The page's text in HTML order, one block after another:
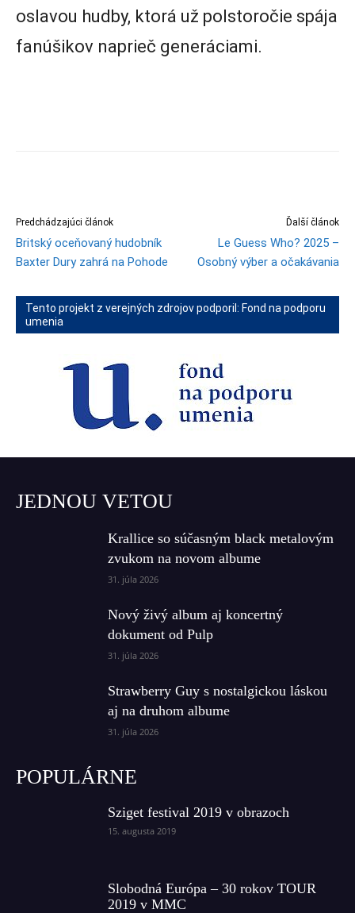
oslavou hudby, ktorá už polstoročie spája
fanúšikov naprieč generáciami.
Predchádzajúci článok
Britský oceňovaný hudobník
Baxter Dury zahrá na Pohode
Ďalší článok
Le Guess Who? 2025 –
Osobný výber a očakávania
Tento projekt z verejných zdrojov podporil: Fond na podporu
umenia
JEDNOU VETOU
Krallice so súčasným black metalovým
zvukom na novom albume
31. júla 2026
Nový živý album aj koncertný
dokument od Pulp
31. júla 2026
Strawberry Guy s nostalgickou láskou
aj na druhom albume
31. júla 2026
POPULÁRNE
Sziget festival 2019 v obrazoch
15. augusta 2019
Slobodná Európa – 30 rokov TOUR
2019 v MMC